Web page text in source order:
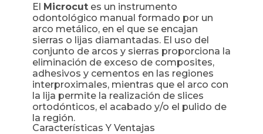
El Microcutes un instrumento
odontológico manual formado por un
arco metálico, en el que se encajan
sierras o lijas diamantadas. El uso del
conjunto de arcos y sierras proporciona la
eliminación de exceso de composites,
adhesivos y cementos en las regiones
interproximales, mientras que el arco con
la lija permite la realización de slices
ortodónticos, el acabado y/o el pulido de
la región.
Características Y Ventajas